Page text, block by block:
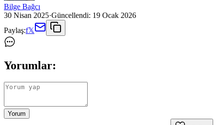
Bilge Bağcı
30 Nisan 2025·Güncellendi: 19 Ocak 2026
Paylaş:f𝕏
Yorumlar:
Yorum